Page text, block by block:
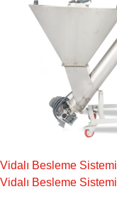
Vidalı Besleme Sistemi
Vidalı Besleme Sistemi